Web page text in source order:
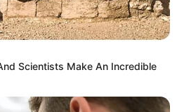
Scientists Make An Incredible